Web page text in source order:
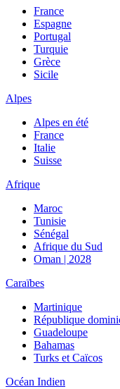
France
Espagne
Portugal
Turquie
Grèce
Sicile
Alpes
Alpes en été
France
Italie
Suisse
Afrique
Maroc
Tunisie
Sénégal
Afrique du Sud
Oman | 2028
Caraïbes
Martinique
République
Guadeloupe
Bahamas
Turks et Caïcos
Océan Indien